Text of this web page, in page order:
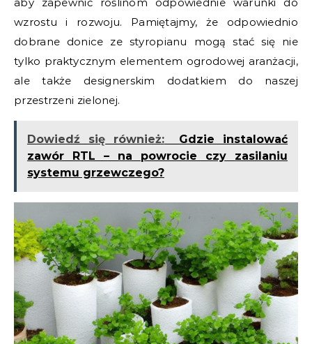
wzrostu i rozwoju. Pamiętajmy, że odpowiednio
dobrane donice ze styropianu mogą stać się nie
tylko praktycznym elementem ogrodowej aranżacji,
ale także designerskim dodatkiem do naszej
przestrzeni zielonej.
Dowiedź się również:
Gdzie instalować
zawór RTL – na powrocie czy zasilaniu
systemu grzewczego?